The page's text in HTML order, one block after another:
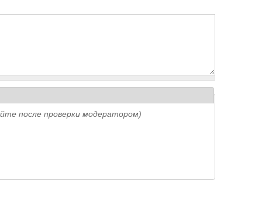
после проверки модератором)